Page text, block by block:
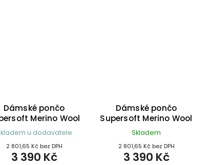
Dámské pončo
Merino Wool
Poncho
perlové
u dodavatele
2 801,65 Kč bez DPH
3 390 Kč
Dámské pončo
Supersoft Merino Wool
Trentham Poncho šedé
Skladem
2 801,65 Kč bez DPH
3 390 Kč